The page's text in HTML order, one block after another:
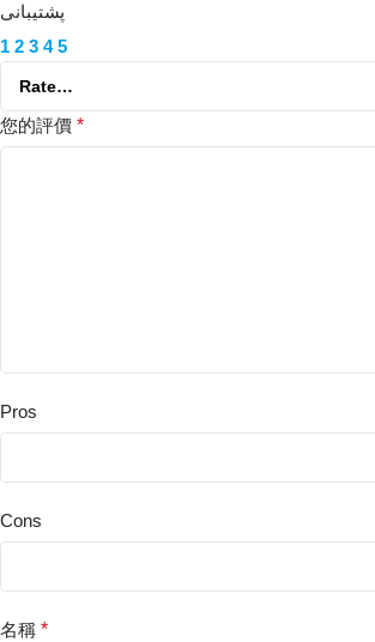
پشتیبانی
1 2 3 4 5
您的評價 *
Pros
Cons
名稱 *